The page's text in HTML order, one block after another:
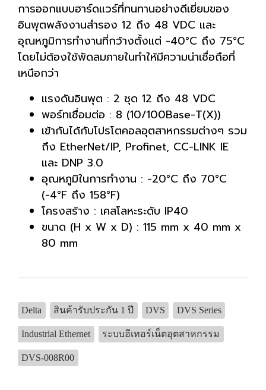
การออกแบบฮาร์ดแวร์ที่ทนทานอย่างดีเยี่ยมของ
อินพุตพลังงานสำรอง 12 ถึง 48 VDC และ
อุณหภูมิการทำงานที่กว้างตั้งแต่ -40°C ถึง 75°C
โดยไม่ต้องใช้พัดลมภายในทำให้มีความน่าเชื่อถือที่
เหนือกว่า
แรงดันอินพุต : 2 ชุด 12 ถึง 48 VDC
พอร์ทเชื่อมต่อ : 8 (10/100Base-T(X))
เข้ากันได้กับโปรโตคอลอุตสาหกรรมต่างๆ รวม
ถึง EtherNet/IP, Profinet, CC-LINK IE
และ DNP 3.0
อุณหภูมิในการทำงาน : -20°C ถึง 70°C
(-4°F ถึง 158°F)
โครงสร้าง : เคสโลหะระดับ IP40
ขนาด (H x W x D) : 115 mm x 40 mm x
80 mm
Delta สินค้ารับประกัน 1 ปี DVS DVS Series
Industrial Ethernet ระบบอีเทอร์เน็ตอุตสาหกรรม
DVS-008R00